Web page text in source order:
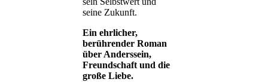
seine Zukunft.
Ein ehrlicher,
berührender Roman
über Anderssein,
Freundschaft und die
große Liebe.